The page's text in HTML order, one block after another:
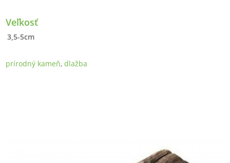
Veľkosť
3,5-5cm
prírodný kameň,dlažba